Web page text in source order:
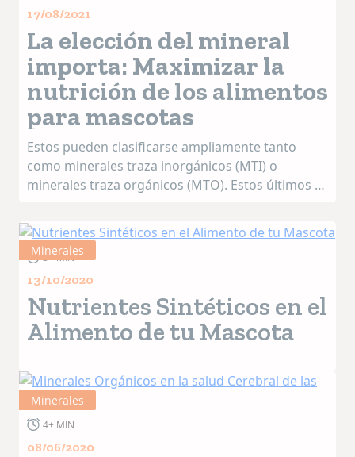
17/08/2021
La elección del mineral
importa: Maximizar la
nutrición de los alimentos
para mascotas
Estos pueden clasificarse ampliamente tanto
como minerales traza inorgánicos (MTI) o
minerales traza orgánicos (MTO). Estos últimos se
asociados de otra manera, con grupos de enlace
org&aacu...
Minerales
3+ MIN
13/10/2020
Nutrientes Sintéticos en el
Alimento de tu Mascota
Minerales
4+ MIN
08/06/2020